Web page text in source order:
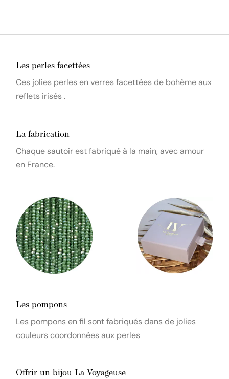
Les perles facettées
Ces jolies perles en verres facettées de bohème aux
reflets irisés .
La fabrication
Chaque sautoir est fabriqué à la main, avec amour
en France.
Les pompons
Les pompons en fil sont fabriqués dans de jolies
couleurs coordonnées aux perles
Offrir un bijou La Voyageuse